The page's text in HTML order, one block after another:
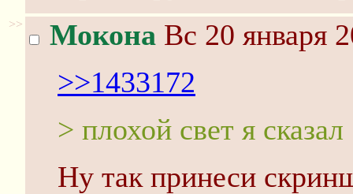
>> Мокона Вс 20 января
>>1433172
> плохой свет я сказал
Ну так принеси